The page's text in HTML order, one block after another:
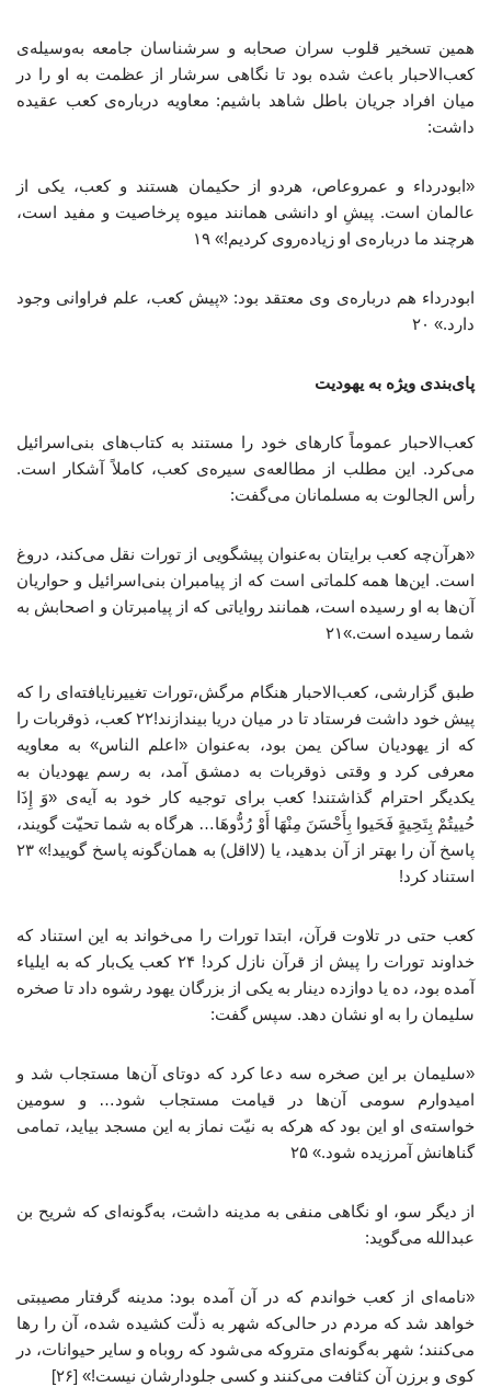
همین تسخیر قلوب سران صحابه و سرشناسان جامعه به‌وسیله‌ی
کعب‌الاحبار باعث شده بود تا نگاهی سرشار از عظمت به او را در
میان افراد جریان باطل شاهد باشیم: معاویه درباره‌ی کعب عقیده
داشت:
«ابودرداء و عمروعاص، هردو از حکیمان هستند و کعب، یکی از
عالمان است. پیشِ او دانشی همانند میوه پرخاصیت و مفید است،
هرچند ما درباره‌ی او زیاده‌روی کردیم!» ۱۹
ابودرداء هم درباره‌ی وی معتقد بود: «پیش کعب، علم فراوانی وجود
دارد.» ۲۰
پای‌بندی ویژه به یهودیت
کعب‌الاحبار عموماً کارهای خود را مستند به کتاب‌های بنی‌اسرائیل
می‌کرد. این مطلب از مطالعه‌ی سیره‌ی کعب، کاملاً آشکار است.
رأس الجالوت به مسلمانان می‌گفت:
«هرآن‌چه کعب برایتان به‌عنوان پیشگویی از تورات نقل می‌کند، دروغ
است. این‌ها همه کلماتی است که از پیامبران بنی‌اسرائیل و حواریان
آن‌ها به او رسیده است، همانند روایاتی که از پیامبرتان و اصحابش به
شما رسیده است.»۲۱
طبق گزارشی، کعب‌الاحبار هنگام مرگش،تورات تغییرنایافته‌ای را که
پیش خود داشت فرستاد تا در میان دریا بیندازند!۲۲ کعب، ذوقربات را
که از یهودیان ساکن یمن بود، به‌عنوان «اعلم الناس» به معاویه
معرفی کرد و وقتی ذوقربات به دمشق آمد، به رسم یهودیان به
یکدیگر احترام گذاشتند! کعب برای توجیه کار خود به آیه‌ی «وَ إِذَا
حُییتُمْ بِتَحِیةٍ فَحَیوا بِأَحْسَنَ مِنْهَا أَوْ رُدُّوهَا… هرگاه به شما تحیّت گویند،
پاسخ آن را بهتر از آن بدهید، یا (لااقل) به همان‌گونه پاسخ گویید!» ۲۳
استناد کرد!
کعب حتی در تلاوت قرآن، ابتدا تورات را می‌خواند به این استناد که
خداوند تورات را پیش از قرآن نازل کرد! ۲۴ کعب یک‌بار که به ایلیاء
آمده بود، ده یا دوازده دینار به یکی از بزرگان یهود رشوه داد تا صخره
سلیمان را به او نشان دهد. سپس گفت:
«سلیمان بر این صخره سه دعا کرد که دوتای آن‌ها مستجاب شد و
امیدوارم سومی آن‌ها در قیامت مستجاب شود… و سومین
خواسته‌ی او این بود که هرکه به نیّت نماز به این مسجد بیاید، تمامی
گناهانش آمرزیده شود.» ۲۵
از دیگر سو، او نگاهی منفی به مدینه داشت، به‌گونه‌ای که شریح بن
عبدالله می‌گوید:
«نامه‌ای از کعب خواندم که در آن آمده بود: مدینه گرفتار مصیبتی
خواهد شد که مردم در حالی‌که شهر به ذلّت کشیده شده، آن را رها
می‌کنند؛ شهر به‌گونه‌ای متروکه می‌شود که روباه و سایر حیوانات، در
کوی و برزن آن کثافت می‌کنند و کسی جلودارشان نیست!» [۲۶]